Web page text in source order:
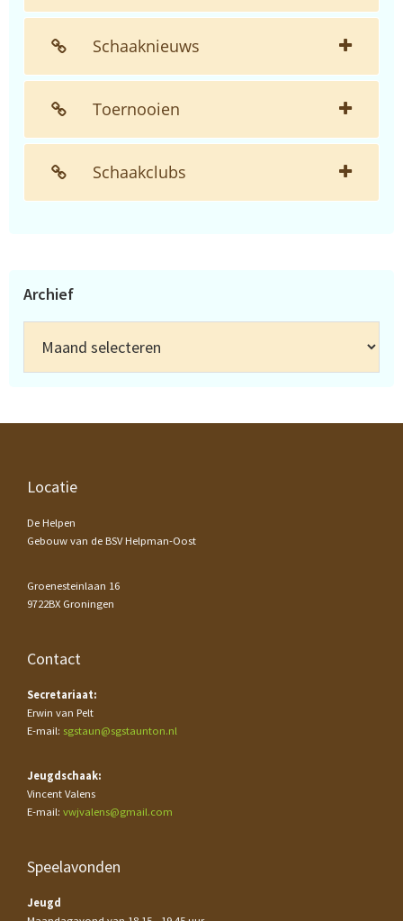
Schaaknieuws
Toernooien
Schaakclubs
Archief
Footer
Locatie
De Helpen
Gebouw van de BSV Helpman-Oost
Groenesteinlaan 16
9722BX Groningen
Contact
Secretariaat:
Erwin van Pelt
E-mail: sgstaun@sgstaunton.nl
Jeugdschaak:
Vincent Valens
E-mail: vwjvalens@gmail.com
Speelavonden
Jeugd